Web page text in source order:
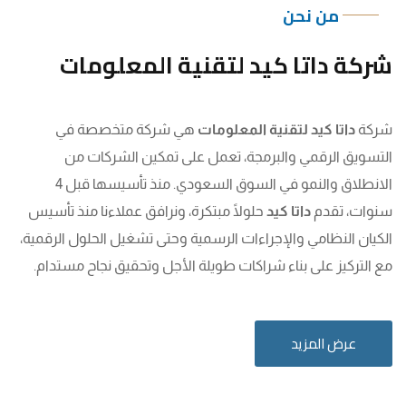
من نحن
شركة داتا كيد لتقنية المعلومات
شركة داتا كيد لتقنية المعلومات هي شركة متخصصة في
التسويق الرقمي والبرمجة، تعمل على تمكين الشركات من
الانطلاق والنمو في السوق السعودي. منذ تأسيسها قبل 4
سنوات، تقدم داتا كيد حلولًا مبتكرة، ونرافق عملاءنا منذ تأسيس
الكيان النظامي والإجراءات الرسمية وحتى تشغيل الحلول الرقمية،
مع التركيز على بناء شراكات طويلة الأجل وتحقيق نجاح مستدام.
عرض المزيد